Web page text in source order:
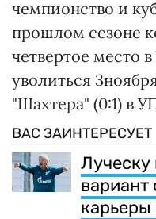
чемпионство и
прошлом сезоне
четвертое место
уволиться
"Шахтера" (0:1) в
ВАС ЗАИНТЕРЕСУЕТ
карьеры